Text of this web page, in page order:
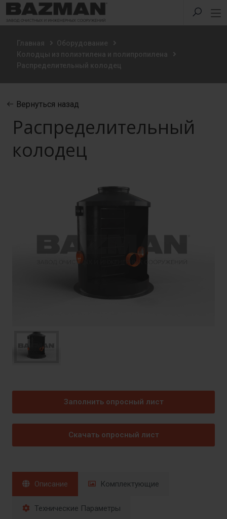
Главная
Оборудование
Колодцы из полиэтилена и полипропилена
Распределительный колодец
Вернуться назад
Распределительный
колодец
Заполнить опросный лист
Скачать опросный лист
Описание Комплектующие
Технические Параметры